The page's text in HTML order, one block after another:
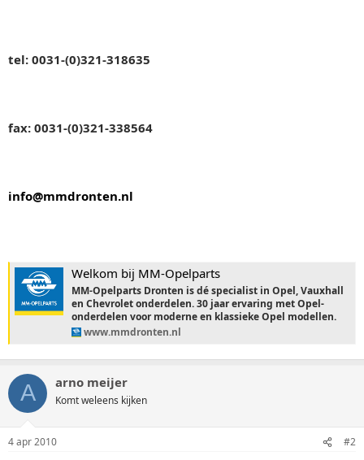
tel: 0031-(0)321-318635
fax: 0031-(0)321-338564
info@mmdronten.nl
Welkom bij MM-Opelparts
MM-Opelparts Dronten is dé specialist in Opel, Vauxhall
en Chevrolet onderdelen. 30 jaar ervaring met Opel-
onderdelen voor moderne en klassieke Opel modellen.
www.mmdronten.nl
A arno meijer
Komt weleens kijken
4 apr 2010 #2